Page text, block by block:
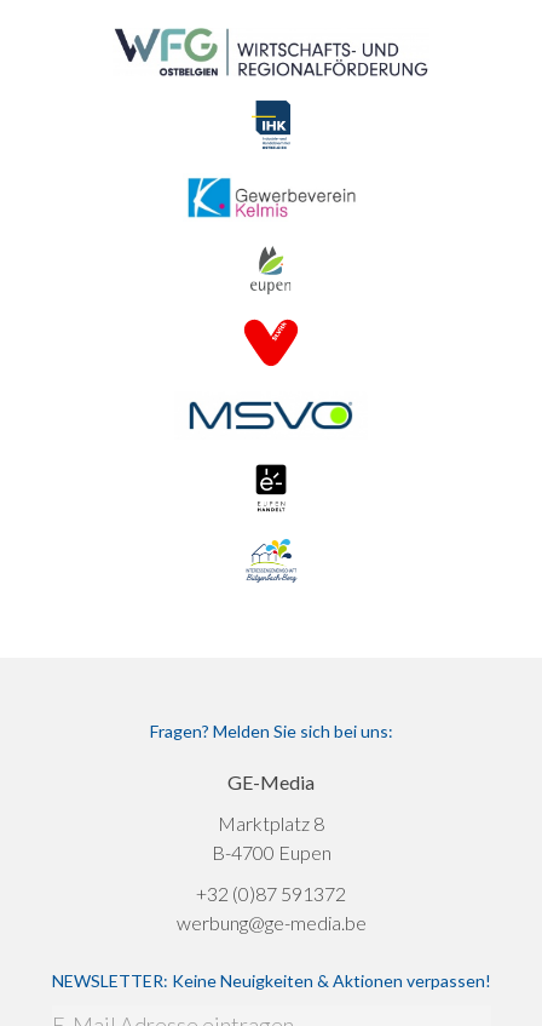
Fragen? Melden Sie sich bei uns:
GE-Media
Marktplatz 8
B-4700 Eupen
+32 (0)87 591372
werbung@ge-media.be
NEWSLETTER: Keine Neuigkeiten & Aktionen verpassen!